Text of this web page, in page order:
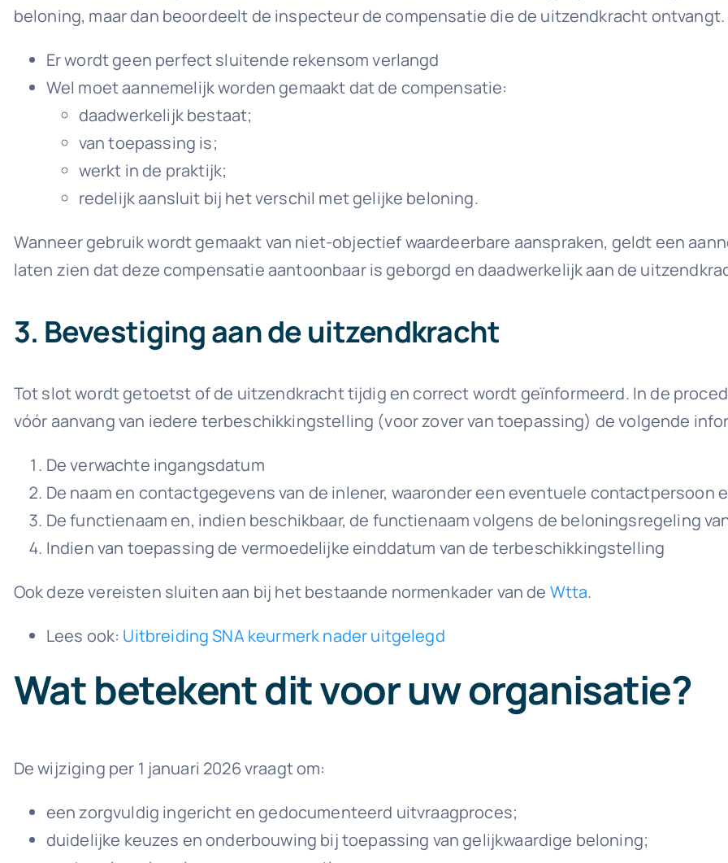
beloning, maar dan beoordeelt de inspecteur de compensatie die de uitzendkracht ontvangt.
Er wordt geen perfect sluitende rekensom verlangd
Wel moet aannemelijk worden gemaakt dat de compensatie:
daadwerkelijk bestaat;
van toepassing is;
werkt in de praktijk;
redelijk aansluit bij het verschil met gelijke beloning.
Wanneer gebruik wordt gemaakt van niet-objectief waardeerbare aanspraken, geldt een
laten zien dat deze compensatie aantoonbaar is geborgd en daadwerkelijk aan de
3. Bevestiging aan de uitzendkracht
Tot slot wordt getoetst of de uitzendkracht tijdig en correct wordt geïnformeerd. In de
vóór aanvang van iedere terbeschikkingstelling (voor zover van toepassing) de volgende
De verwachte ingangsdatum
De naam en contactgegevens van de inlener, waaronder een eventuele contactpersoon
De functienaam en, indien beschikbaar, de functienaam volgens de beloningsregeling
Indien van toepassing de vermoedelijke einddatum van de terbeschikkingstelling
Ook deze vereisten sluiten aan bij het bestaande normenkader van de Wtta.
Lees ook: Uitbreiding SNA keurmerk nader uitgelegd
Wat betekent dit voor uw organisatie?
De wijziging per 1 januari 2026 vraagt om:
een zorgvuldig ingericht en gedocumenteerd uitvraagproces;
duidelijke keuzes en onderbouwing bij toepassing van gelijkwaardige beloning;